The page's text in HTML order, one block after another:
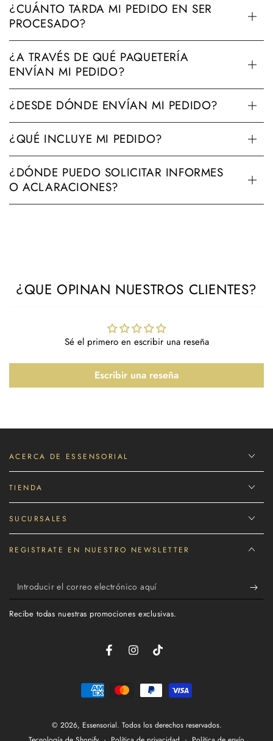
¿CUÁNTO TARDA MI PEDIDO EN SER
PROCESADO?
¿A TRAVÉS DE QUÉ PAQUETERÍA
ENVÍAN MI PEDIDO?
¿DESDE DÓNDE ENVÍAN MI PEDIDO?
¿QUÉ INCLUYE MI PEDIDO?
¿DÓNDE PUEDO SOLICITAR INFORMES
O ACLARACIONES?
¿QUE OPINAN NUESTROS CLIENTES?
Sé el primero en escribir una reseña
Escribir una reseña
ACERCA DE ESSENSORIAL
TIENDA
SUCURSALES
REGISTRATE EN NUESTRO NEWSLETTER
Introducir
el
Recibe todas nuestras promociones exclusivas.
FacebookInstagramTikTok
© 2026, Essensorial. Todos los derechos reservados.